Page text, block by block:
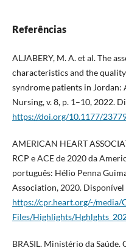
Referências
ALJABERY, M. A. et al. The
characteristics and the
syndrome patients in Jordan:
Nursing, v. 8, p. 1–10, 2022.
https://doi.org/10.1177/
AMERICAN HEART
RCP e ACE de 2020 da
português: Hélio Penna
Association, 2020. Disponível
https://cpr.heart.org/-/media/
Files/Highlights/
BRASIL. Ministério da Saúde.